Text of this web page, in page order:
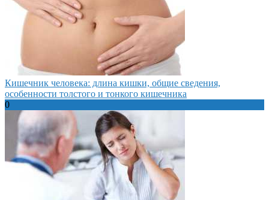
Кишечник человека: длина кишки, общие сведения,
особенности толстого и тонкого кишечника
0